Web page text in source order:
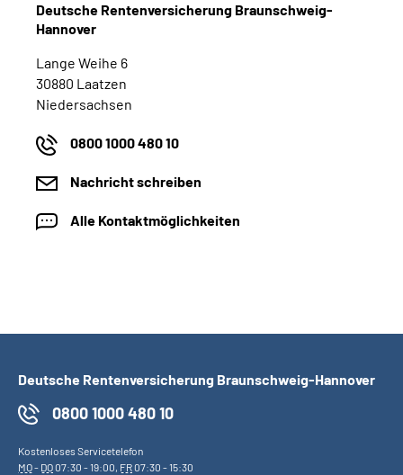
Leichte Sprache
Suche
Mein Kundenportal
Deutsche Rentenversicherung Braunschweig-
Hannover
Lange Weihe 6
30880 Laatzen
Niedersachsen
0800 1000 480 10
Nachricht schreiben
Alle Kontaktmöglichkeiten
Deutsche Rentenversicherung Braunschweig-Hannover
0800 1000 480 10
Kostenloses Servicetelefon
MO- DO07:30 - 19:00, FR07:30 - 15:30